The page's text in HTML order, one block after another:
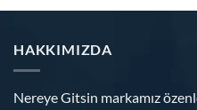
HAKKIMIZDA
Nereye Gitsin markamız